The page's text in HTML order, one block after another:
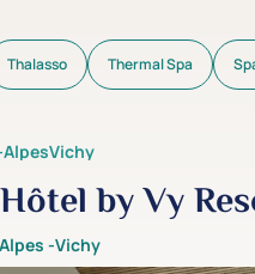
Thalasso Thermal Spa
Alpes Vichy
by Vy
-Vichy